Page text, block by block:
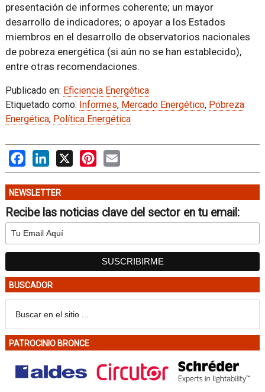
presentación de informes coherente; un mayor
desarrollo de indicadores; o apoyar a los Estados
miembros en el desarrollo de observatorios nacionales
de pobreza energética (si aún no se han establecido),
entre otras recomendaciones.
Publicado en: Eficiencia Energética
Etiquetado como: Informes, Mercado Energético, Pobreza
Energética, Política Energética
FacebookLinkedIn
X PinterestEmail
NEWSLETTER
Recibe las noticias clave del sector en tu email:
BUSCADOR
PATROCINIO BRONCE